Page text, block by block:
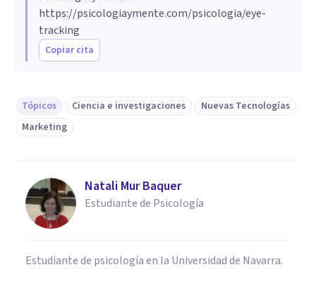
https://psicologiaymente.com/psicologia/eye-
tracking
Copiar cita
Tópicos Ciencia e investigaciones
Nuevas Tecnologías
Marketing
Natali Mur Baquer
Estudiante de Psicología
Estudiante de psicología en la Universidad de Navarra.